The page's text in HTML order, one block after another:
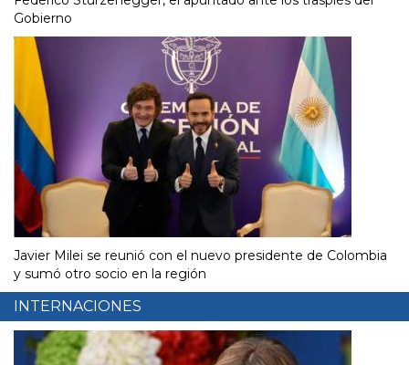
Gobierno
Javier Milei se reunió con el nuevo presidente de Colombia
y sumó otro socio en la región
INTERNACIONES